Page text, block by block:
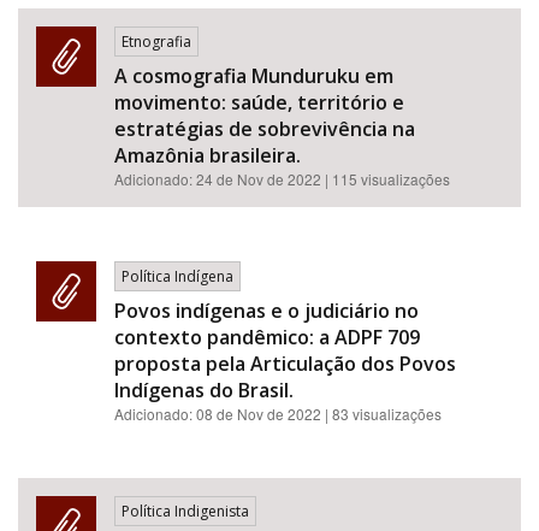
Etnografia
A cosmografia Munduruku em
movimento: saúde, território e
estratégias de sobrevivência na
Amazônia brasileira.
Adicionado:24 de Nov de 2022 | 115 visualizações
Política Indígena
Povos indígenas e o judiciário no
contexto pandêmico: a ADPF 709
proposta pela Articulação dos Povos
Indígenas do Brasil.
Adicionado:08 de Nov de 2022 | 83 visualizações
Política Indigenista